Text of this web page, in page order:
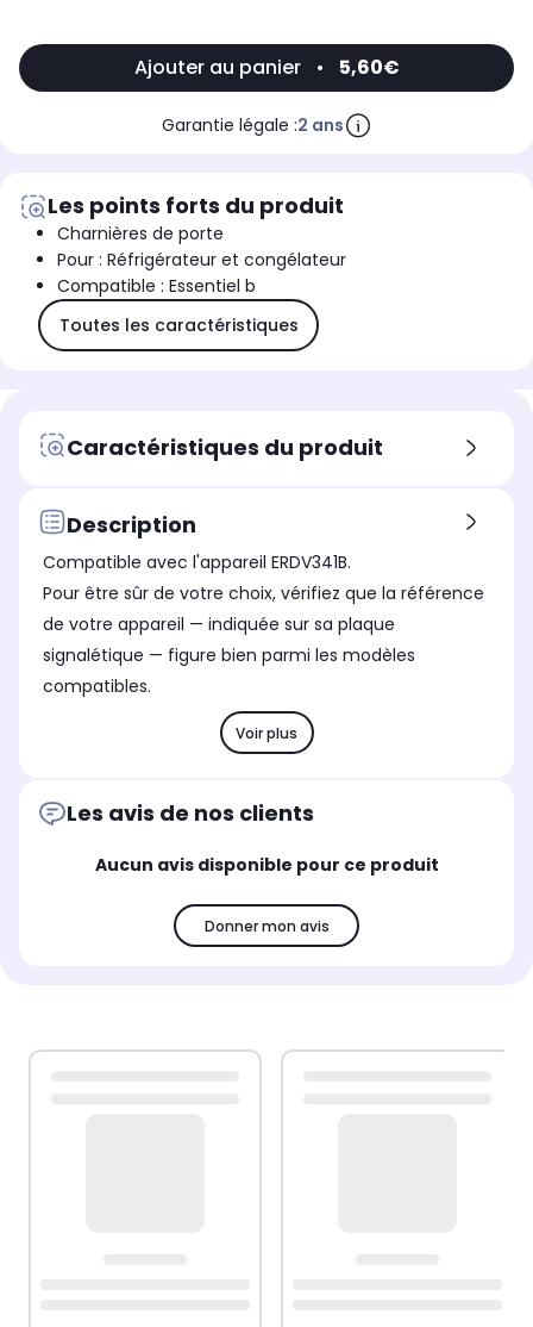
Ajouter au panier • 5,60€
Garantie légale :2 ans
Les points forts du produit
Charnières de porte
Pour : Réfrigérateur et congélateur
Compatible : Essentiel b
Toutes les caractéristiques
Caractéristiques du produit
Description
Compatible avec l'appareil ERDV341B.
Pour être sûr de votre choix, vérifiez que la référence
de votre appareil — indiquée sur sa plaque
signalétique — figure bien parmi les modèles
compatibles.
Voir plus
Les avis de nos clients
Aucun avis disponible pour ce produit
Donner mon avis